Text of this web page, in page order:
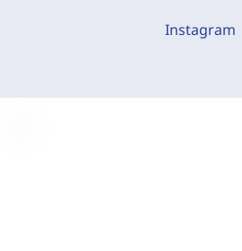
Instagram